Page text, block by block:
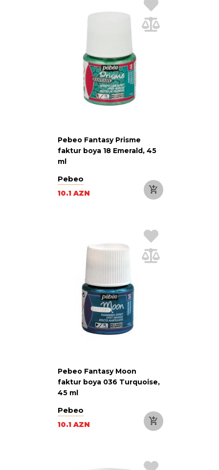
Pebeo Fantasy Prisme
faktur boya 18 Emerald, 45
ml
Pebeo
10.1 AZN
Pebeo Fantasy Moon
faktur boya 036 Turquoise,
45 ml
Pebeo
10.1 AZN